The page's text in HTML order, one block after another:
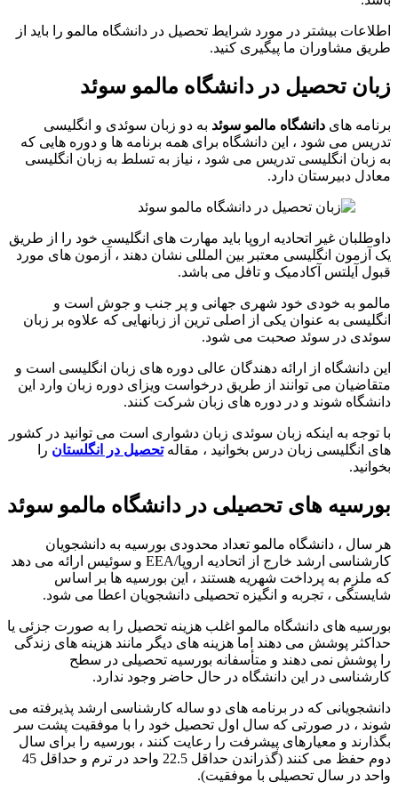
اطلاعات بیشتر در مورد شرایط تحصیل در دانشگاه مالمو را باید از
طریق مشاوران ما پیگیری کنید.
زبان تحصیل در دانشگاه مالمو سوئد
برنامه های دانشگاه مالمو سوئد به دو زبان سوئدی و انگلیسی
تدریس می شود ، این دانشگاه برای همه برنامه ها و دوره هایی که
به زبان انگلیسی تدریس می شود ، نیاز به تسلط به زبان انگلیسی
معادل دبیرستان دارد.
داوطلبان غیر اتحادیه اروپا باید مهارت های انگلیسی خود را از طریق
یک آزمون انگلیسی معتبر بین المللی نشان دهند ، آزمون های مورد
قبول آیلتس آکادمیک و تافل می باشد.
مالمو به خودی خود شهری جهانی و پر جنب و جوش است و
انگلیسی به عنوان یکی از اصلی ترین از زبانهایی که علاوه بر زبان
سوئدی در سوئد صحبت می شود.
این دانشگاه از ارائه دهندگان عالی دوره های زبان انگلیسی است و
متقاضیان می توانند از طریق درخواست ویزای دوره زبان وارد این
دانشگاه شوند و در دوره های زبان شرکت کنند.
با توجه به اینکه زبان سوئدی زبان دشواری است می توانید در کشور
های انگلیسی زبان درس بخوانید ، مقالهتحصیل در انگلستان را
بخوانید.
بورسیه های تحصیلی در دانشگاه مالمو سوئد
هر سال ، دانشگاه مالمو تعداد محدودی بورسیه به دانشجویان
کارشناسی ارشد خارج از اتحادیه اروپا/EEA و سوئیس ارائه می دهد
که ملزم به پرداخت شهریه هستند ، این بورسیه ها بر اساس
شایستگی ، تجربه و انگیزه تحصیلی دانشجویان اعطا می شود.
بورسیه های دانشگاه مالمو اغلب هزینه تحصیل را به صورت جزئی یا
حداکثر پوشش می دهند اما هزینه های دیگر مانند هزینه های زندگی
را پوشش نمی دهند و متأسفانه بورسیه تحصیلی در سطح
کارشناسی در این دانشگاه در حال حاضر وجود ندارد.
دانشجویانی که در برنامه های دو ساله کارشناسی ارشد پذیرفته می
شوند ، در صورتی که سال اول تحصیل خود را با موفقیت پشت سر
بگذارند و معیارهای پیشرفت را رعایت کنند ، بورسیه را برای سال
دوم حفظ می کنند (گذراندن حداقل 22.5 واحد در ترم و حداقل 45
واحد در سال تحصیلی با موفقیت).